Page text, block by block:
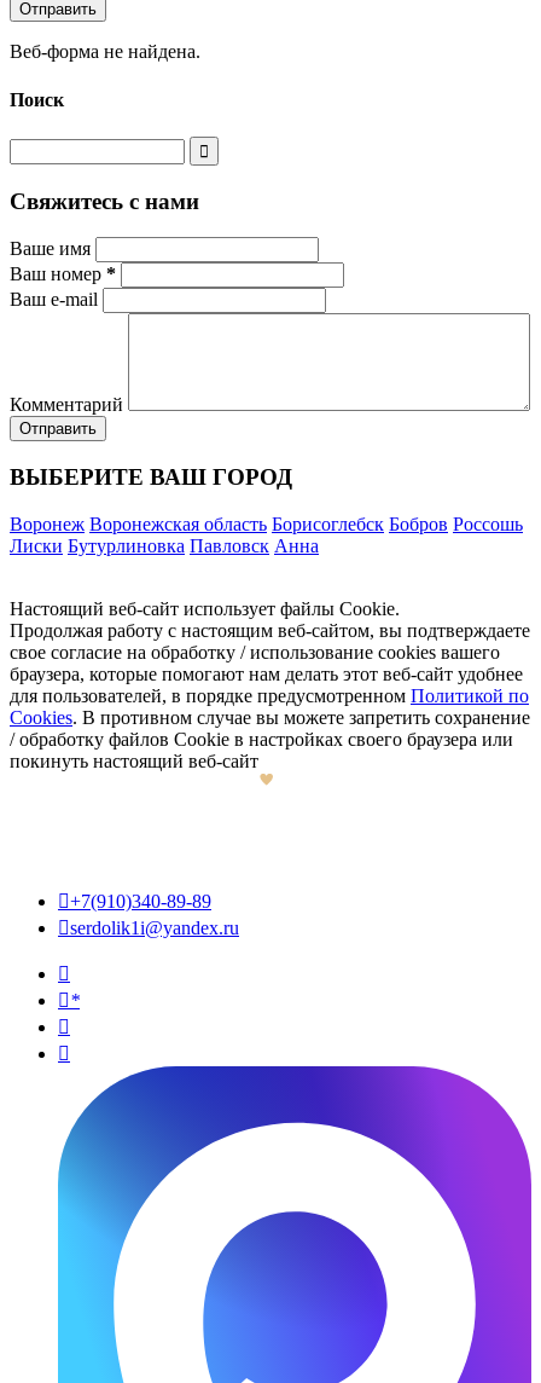
Веб-форма не найдена.
Поиск
Свяжитесь с нами
Ваше имя
Ваш номер *
Ваш e-mail
Комментарий
ВЫБЕРИТЕ ВАШ ГОРОД
Воронеж Воронежская область Борисоглебск Бобров Россошь
Лиски Бутурлиновка Павловск Анна
Настоящий веб-сайт использует файлы Cookie.
Продолжая работу с настоящим веб-сайтом, вы подтверждаете
свое согласие на обработку / использование cookies вашего
браузера, которые помогают нам делать этот веб-сайт удобнее
для пользователей, в порядке предусмотренном Политикой по
Cookies. В противном случае вы можете запретить сохранение
/ обработку файлов Cookie в настройках своего браузера или
покинуть настоящий веб-сайт
+7(910)340-89-89
serdolik1i@yandex.ru

*

